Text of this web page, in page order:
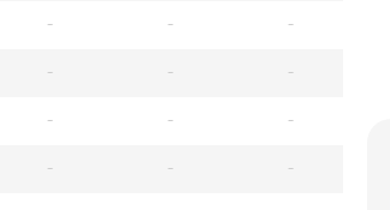
- - -
- - -
- - -
- - -